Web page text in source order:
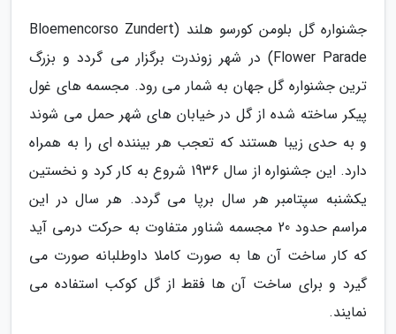
جشنواره گل بلومن کورسو هلند (Bloemencorso Zundert
Flower Parade) در شهر زوندرت برگزار می گردد و بزرگ
ترین جشنواره گل جهان به شمار می رود. مجسمه های غول
پیکر ساخته شده از گل در خیابان های شهر حمل می شوند
و به حدی زیبا هستند که تعجب هر بیننده ای را به همراه
دارد. این جشنواره از سال 1936 شروع به کار کرد و نخستین
یکشنبه سپتامبر هر سال برپا می گردد. هر سال در این
مراسم حدود 20 مجسمه شناور متفاوت به حرکت درمی آید
که کار ساخت آن ها به صورت کاملا داوطلبانه صورت می
گیرد و برای ساخت آن ها فقط از گل کوکب استفاده می
نمایند.